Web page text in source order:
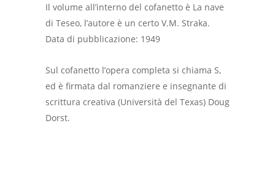
Il volume all’interno del cofanetto è La nave
di Teseo, l’autore è un certo V.M. Straka.
Data di pubblicazione: 1949
Sul cofanetto l’opera completa si chiama S,
ed è firmata dal romanziere e insegnante di
scrittura creativa (Università del Texas) Doug
Dorst.